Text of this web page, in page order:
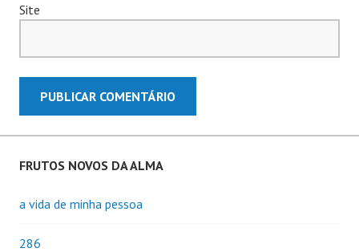
Site
FRUTOS NOVOS DA ALMA
a vida de minha pessoa
286